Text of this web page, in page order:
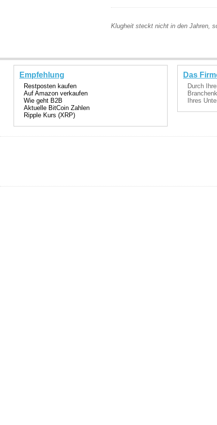
Klugheit steckt nicht in den Jahren,
Empfehlung
Restposten kaufen
Auf Amazon verkaufen
Wie geht B2B
Aktuelle BitCoin Zahlen
Ripple Kurs (XRP)
Das
Durch
Ihres